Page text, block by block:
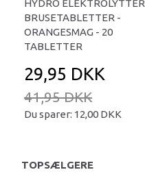
HYDRO ELEKTROLYTTER
BRUSETABLETTER -
ORANGESMAG - 20
TABLETTER
29,95 DKK
41,95 DKK
Du sparer: 12,00 DKK
TOPSÆLGERE